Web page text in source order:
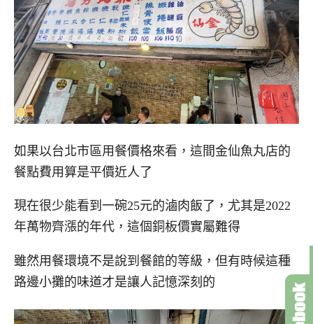
如果以台北市區用餐價格來看，這間金仙魚丸店的
餐點費用算是平價近人了
現在很少能看到一碗25元的滷肉飯了，尤其是2022
年萬物齊漲的年代，這個銅板價實屬難得
雖然用餐環境不是說到餐館的等級，但有時候這種
路邊小攤的味道才是讓人記憶深刻的